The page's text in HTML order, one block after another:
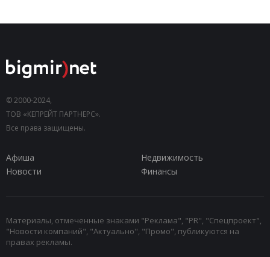
© 2000-2024,
ТОВ «КЕПРЕЙТ ПАРТНЕРС».
Все права защищены.
Афиша
Недвижимость
Новости
Финансы
Материалы, отмеченные знаками "Реклама", "PR", "Спецпроект",
"Новости компаний", "Актуально", "Промо", публикуются на
правах рекламы.